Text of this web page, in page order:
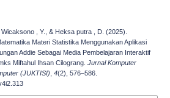
, Y., & Heksa putra , D. (2025).
Materi Statistika Menggunakan Aplikasi
Addie Sebagai Media Pembelajaran Interaktif
Miftahul Ihsan Cilograng. Jurnal Komputer
(JUKTISI) 4(2), 576–586.